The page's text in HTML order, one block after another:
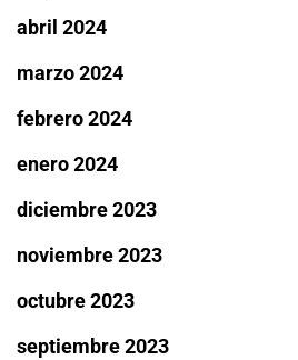
abril 2024
marzo 2024
febrero 2024
enero 2024
diciembre 2023
noviembre 2023
octubre 2023
septiembre 2023